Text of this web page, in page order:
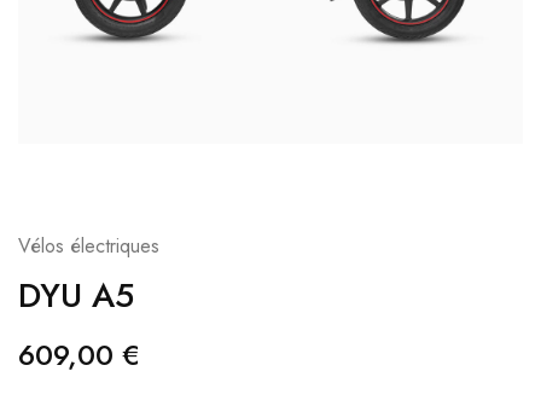
Vélos électriques
DYU A5
609,00 €